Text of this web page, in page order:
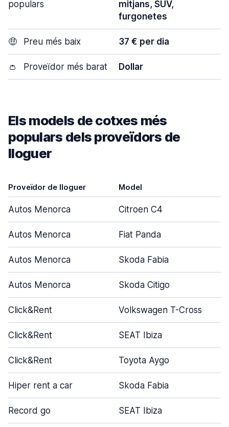
populars
mitjans, SUV,
furgonetes
🤑 Preu més baix 37 € per dia
👛 Proveïdor més barat Dollar
Els models de cotxes més
populars dels proveïdors de
lloguer
Proveïdor de lloguer Model
Autos Menorca Citroen C4
Autos Menorca Fiat Panda
Autos Menorca Skoda Fabia
Autos Menorca Skoda Citigo
Click&Rent Volkswagen T-Cross
Click&Rent SEAT Ibiza
Click&Rent Toyota Aygo
Hiper rent a car Skoda Fabia
Record go SEAT Ibiza